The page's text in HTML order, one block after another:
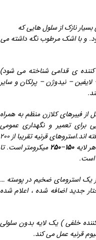
نازک از سلول هایی که
و با اشک مرطوب نگه داشته می
ی قدامی شناخته می شود)
– نیدوژن – پرلکان و سایر
فیبرهای کلازن منظم به همراه
تعمیر و نگهداری عمومی
هستند.آنها مانند صفحات کتاب روی هم قرار گرفته اند.استروهای قرنیه تقریبا از ۲۰۰
۱۵۰–۲۵۰میکرومتر است. تا
است.
یک استرومای ضخیم در پوسته …
جدید اضافه شده ، اعلام شده
خلفی ) یک لایه بدون سلولی
قرنیه عمل می کند.